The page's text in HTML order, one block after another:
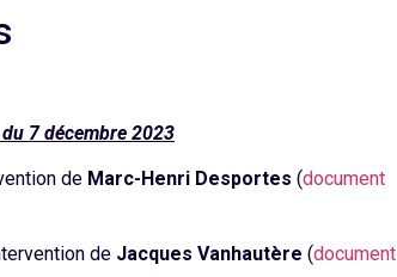
7 décembre 2023
de Marc-Henri Desportes (document
de Jacques Vanhautère (document